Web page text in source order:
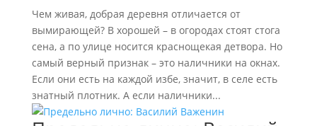
Чем живая, добрая деревня отличается от
вымирающей? В хорошей – в огородах стоят стога
сена, а по улице носится краснощекая детвора. Но
самый верный признак – это наличники на окнах.
Если они есть на каждой избе, значит, в селе есть
знатный плотник. А если наличники...